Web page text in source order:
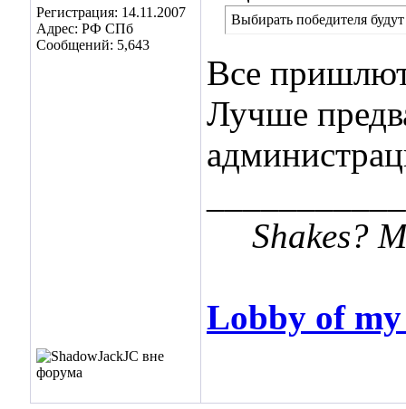
Регистрация: 14.11.2007
Адрес: РФ СПб
Сообщений: 5,643
Выбирать победителя
Все
Лучше
Shakes?
Lobby of my